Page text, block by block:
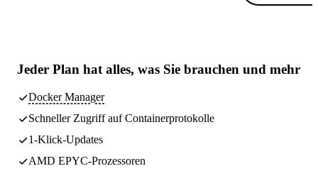
Jeder Plan hat alles, was Sie brauchen und mehr
Docker Manager
Schneller Zugriff auf Containerprotokolle
1-Klick-Updates
AMD EPYC-Prozessoren